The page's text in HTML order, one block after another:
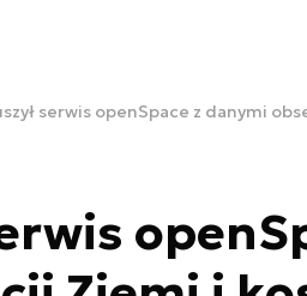
serwis openSpace z danymi